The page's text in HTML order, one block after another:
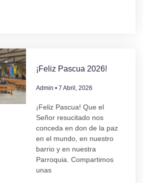
¡Feliz Pascua 2026!
Admin 7 Abril, 2026
¡Feliz Pascua! Que el
Señor resucitado nos
conceda en don de la paz
en el mundo, en nuestro
barrio y en nuestra
Parroquia. Compartimos
unas